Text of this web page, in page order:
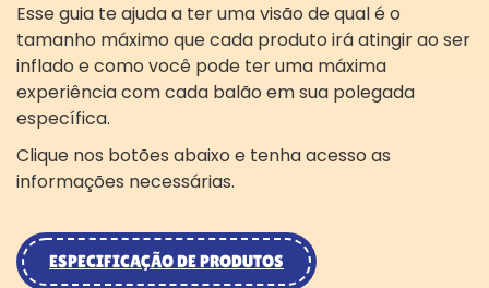
Esse guia te ajuda a ter uma visão de qual é o
tamanho máximo que cada produto irá atingir ao ser
inflado e como você pode ter uma máxima
experiência com cada balão em sua polegada
específica.
Clique nos botões abaixo e tenha acesso as
informações necessárias.
ESPECIFICAÇÃO DE PRODUTOS